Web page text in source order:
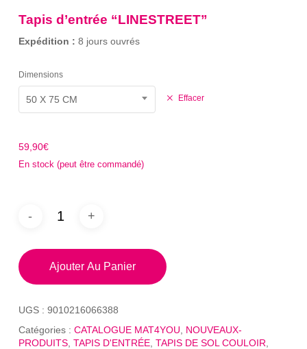
client
prix :
Tapis d’entrée “LINESTREET”
Expédition : 8 jours ouvrés
Dimensions
50 X 75 CM Effacer
59,90€
En stock (peut être commandé)
Ajouter Au Panier
UGS : 9010216066388
Catégories : CATALOGUE MAT4YOU
NOUVEAUX-
PRODUITS, TAPIS D'ENTRÉE, TAPIS DE SOL COULOIR